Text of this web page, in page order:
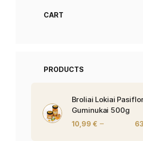
CART
PRODUCTS
Broliai Lokiai
Guminukai 500g
10,99 € –